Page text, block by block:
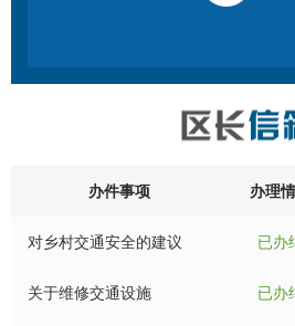
办件事项 办理
对乡村交通安全的建议 已办
关于维修交通设施 已办